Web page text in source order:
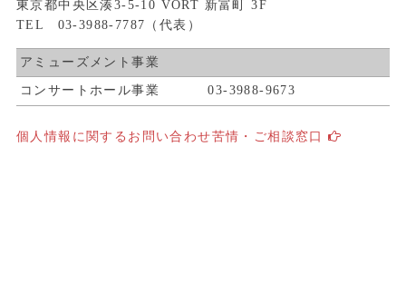
東京都中央区湊3-5-10 VORT 新富町 3F
TEL 03-3988-7787（代表）
アミューズメント事業
コンサートホール事業 03-3988-9673
個人情報に関するお問い合わせ苦情・ご相談窓口